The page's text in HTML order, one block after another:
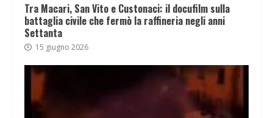
Tra Macari, San Vito e Custonaci: il docufilm sulla
battaglia civile che fermò la raffineria negli anni
Settanta
15 giugno 2026